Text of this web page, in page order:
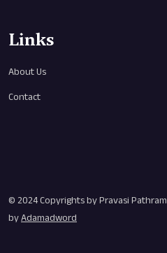
Links
About Us
Contact
© 2024 Copyrights byPravasi Pathram
byAdamadword